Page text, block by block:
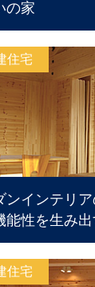
の家
住宅
ンインテリ
能性を生み
住宅